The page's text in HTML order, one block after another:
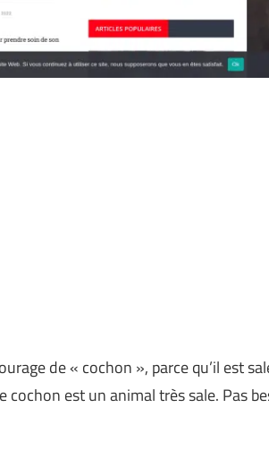
de « cochon », parce qu’il est
cochon est un animal très sale. Pas